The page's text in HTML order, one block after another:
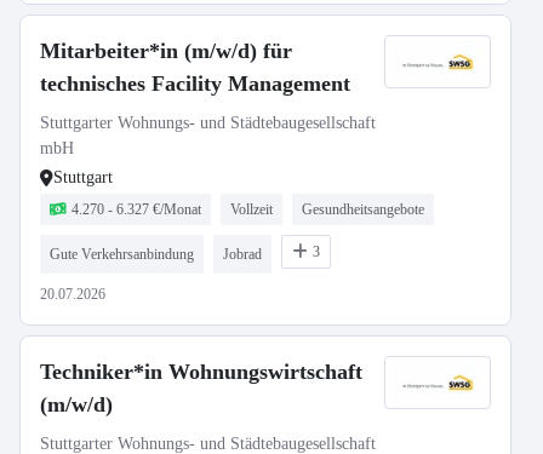
Mitarbeiter*in (m/w/d) für
technisches Facility Management
Stuttgarter Wohnungs- und Städtebaugesellschaft
mbH
Stuttgart
4.270 - 6.327 €/Monat Vollzeit Gesundheitsangebote
Gute Verkehrsanbindung Jobrad 3
20.07.2026
Techniker*in Wohnungswirtschaft
(m/w/d)
Stuttgarter Wohnungs- und Städtebaugesellschaft